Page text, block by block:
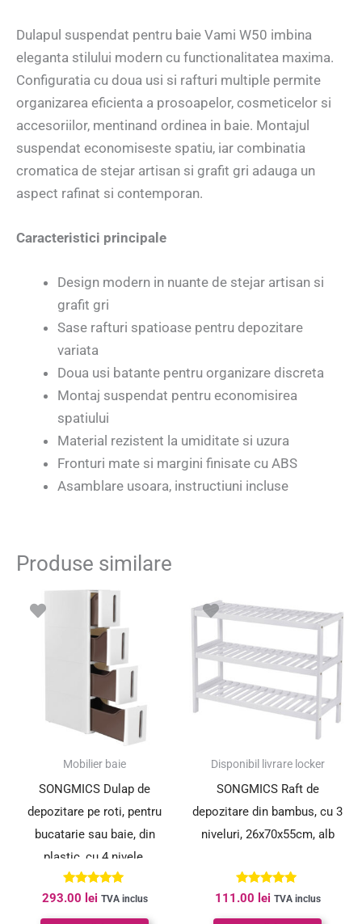
Dulapul suspendat pentru baie Vami W50 imbina
eleganta stilului modern cu functionalitatea maxima.
Configuratia cu doua usi si rafturi multiple permite
organizarea eficienta a prosoapelor, cosmeticelor si
accesoriilor, mentinand ordinea in baie. Montajul
suspendat economiseste spatiu, iar combinatia
cromatica de stejar artisan si grafit gri adauga un
aspect rafinat si contemporan.
Caracteristici principale
Design modern in nuante de stejar artisan si
grafit gri
Sase rafturi spatioase pentru depozitare
variata
Doua usi batante pentru organizare discreta
Montaj suspendat pentru economisirea
spatiului
Material rezistent la umiditate si uzura
Fronturi mate si margini finisate cu ABS
Asamblare usoara, instructiuni incluse
Produse similare
Mobilier baie
SONGMICS Dulap de
depozitare pe roti, pentru
bucatarie sau baie, din
plastic, cu 4 nivele,
45x17x84cm, alb
Evaluat la
5.00
din 5
293.00 lei TVA inclus
Disponibil livrare locker
SONGMICS Raft de
depozitare din bambus, cu 3
niveluri, 26x70x55cm, alb
Evaluat la
5.00
din 5
111.00 lei TVA inclus